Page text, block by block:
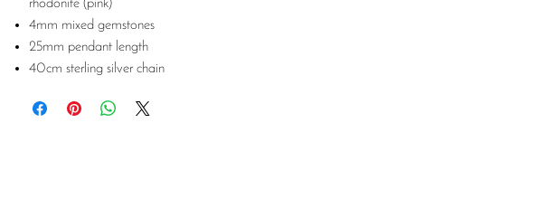
rhodonite (pink)
4mm mixed gemstones
25mm pendant length
40cm sterling silver chain